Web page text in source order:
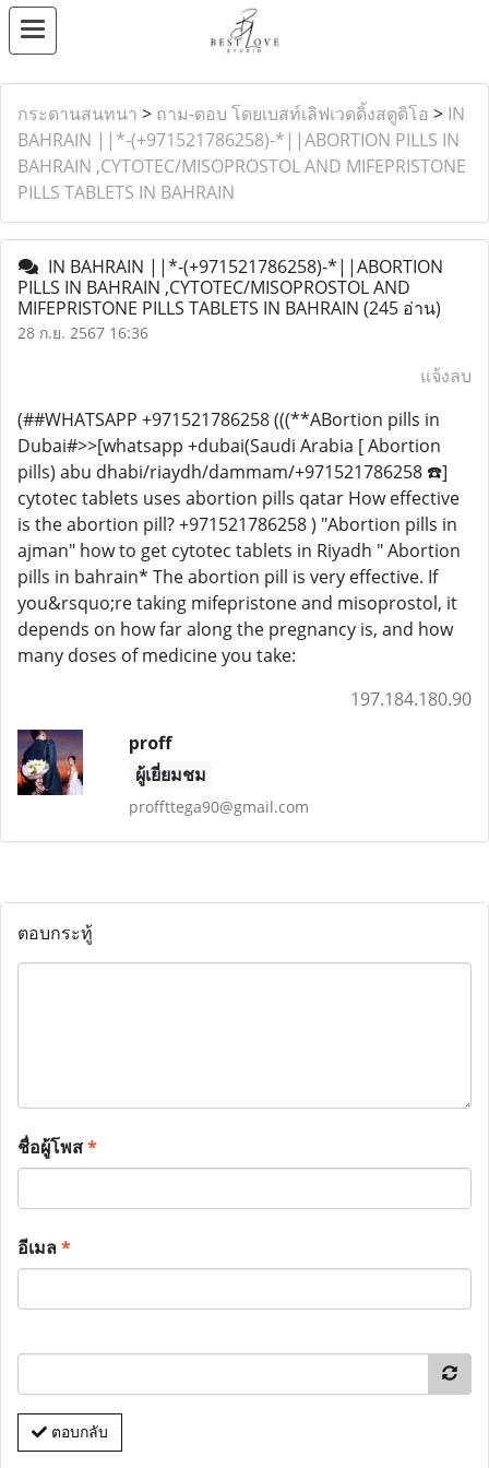
กระดานสนทนา > ถาม-ตอบ โดยเบสท์เลิฟเวดดิ้งสตูดิโอ > IN
BAHRAIN ||*-(+971521786258)-*||ABORTION PILLS IN
BAHRAIN ,CYTOTEC/MISOPROSTOL AND MIFEPRISTONE
PILLS TABLETS IN BAHRAIN
IN BAHRAIN ||*-(+971521786258)-*||ABORTION
PILLS IN BAHRAIN ,CYTOTEC/MISOPROSTOL AND
MIFEPRISTONE PILLS TABLETS IN BAHRAIN (245 อ่าน)
28 ก.ย. 2567 16:36
แจ้งลบ
(##WHATSAPP +971521786258 (((**ABortion pills in
Dubai#>>[whatsapp +dubai(Saudi Arabia [ Abortion
pills) abu dhabi/riaydh/dammam/+971521786258 ☎️]
cytotec tablets uses abortion pills qatar How effective
is the abortion pill? +971521786258 ) "Abortion pills in
ajman" how to get cytotec tablets in Riyadh " Abortion
pills in bahrain* The abortion pill is very effective. If
you&rsquo;re taking mifepristone and misoprostol, it
depends on how far along the pregnancy is, and how
many doses of medicine you take:
197.184.180.90
proff
ผู้เยี่ยมชม
proffttega90@gmail.com
ตอบกระทู้
ชื่อผู้โพส*
อีเมล*
ตอบกลับ